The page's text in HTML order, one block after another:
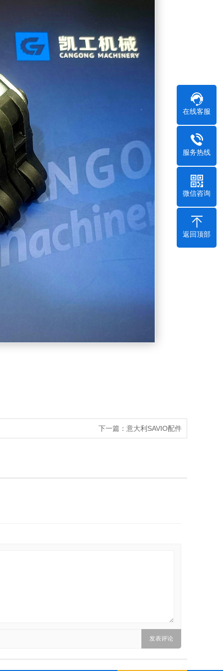
下一篇： 意大利SAVIO配件
在线客服
服务热线
微信咨询
返回顶部